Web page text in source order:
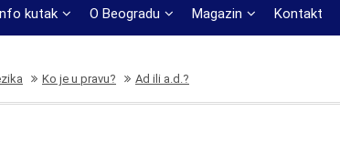
kutak O Beogradu Magazin Kontakt
Ko je u pravu? Ad ili a.d.?